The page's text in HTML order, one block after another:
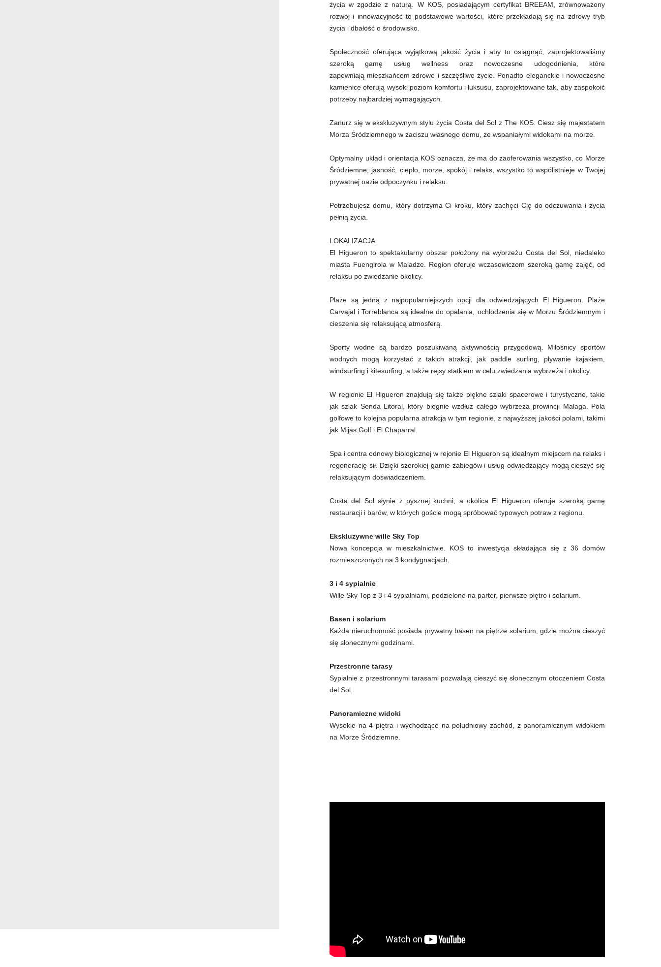
życia w zgodzie z naturą. W KOS, posiadającym certyfikat BREEAM, zrównoważony
rozwój i innowacyjność to podstawowe wartości, które przekładają się na zdrowy tryb
życia i dbałość o środowisko.
Społeczność oferująca wyjątkową jakość życia i aby to osiągnąć, zaprojektowaliśmy
szeroką gamę usług wellness oraz nowoczesne udogodnienia, które
zapewniają mieszkańcom zdrowe i szczęśliwe życie. Ponadto eleganckie i nowoczesne
kamienice oferują wysoki poziom komfortu i luksusu, zaprojektowane tak, aby zaspokoić
potrzeby najbardziej wymagających.
Zanurz się w ekskluzywnym stylu życia Costa del Sol z The KOS. Ciesz się majestatem
Morza Śródziemnego w zaciszu własnego domu, ze wspaniałymi widokami na morze.
Optymalny układ i orientacja KOS oznacza, że ma do zaoferowania wszystko, co Morze
Śródziemne; jasność, ciepło, morze, spokój i relaks, wszystko to współistnieje w Twojej
prywatnej oazie odpoczynku i relaksu.
Potrzebujesz domu, który dotrzyma Ci kroku, który zachęci Cię do odczuwania i życia
pełnią życia.
LOKALIZACJA
El Higueron to spektakularny obszar położony na wybrzeżu Costa del Sol, niedaleko
miasta Fuengirola w Maladze. Region oferuje wczasowiczom szeroką gamę zajęć, od
relaksu po zwiedzanie okolicy.
Plaże są jedną z najpopularniejszych opcji dla odwiedzających El Higueron. Plaże
Carvajal i Torreblanca są idealne do opalania, ochłodzenia się w Morzu Śródziemnym i
cieszenia się relaksującą atmosferą.
Sporty wodne są bardzo poszukiwaną aktywnością przygodową. Miłośnicy sportów
wodnych mogą korzystać z takich atrakcji, jak paddle surfing, pływanie kajakiem,
windsurfing i kitesurfing, a także rejsy statkiem w celu zwiedzania wybrzeża i okolicy.
W regionie El Higueron znajdują się także piękne szlaki spacerowe i turystyczne, takie
jak szlak Senda Litoral, który biegnie wzdłuż całego wybrzeża prowincji Malaga. Pola
golfowe to kolejna popularna atrakcja w tym regionie, z najwyższej jakości polami, takimi
jak Mijas Golf i El Chaparral.
Spa i centra odnowy biologicznej w rejonie El Higueron są idealnym miejscem na relaks i
regenerację sił. Dzięki szerokiej gamie zabiegów i usług odwiedzający mogą cieszyć się
relaksującym doświadczeniem.
Costa del Sol słynie z pysznej kuchni, a okolica El Higueron oferuje szeroką gamę
restauracji i barów, w których goście mogą spróbować typowych potraw z regionu.
Ekskluzywne wille Sky Top
Nowa koncepcja w mieszkalnictwie. KOS to inwestycja składająca się z 36 domów
rozmieszczonych na 3 kondygnacjach.
3 i 4 sypialnie
Wille Sky Top z 3 i 4 sypialniami, podzielone na parter, pierwsze piętro i solarium.
Basen i solarium
Każda nieruchomość posiada prywatny basen na piętrze solarium, gdzie można cieszyć
się słonecznymi godzinami.
Przestronne tarasy
Sypialnie z przestronnymi tarasami pozwalają cieszyć się słonecznym otoczeniem Costa
del Sol.
Panoramiczne widoki
Wysokie na 4 piętra i wychodzące na południowy zachód, z panoramicznym widokiem
na Morze Śródziemne.